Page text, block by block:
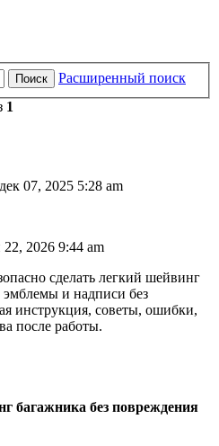
Поиск
Расширенный поиск
1
07, 2025 5:28 am
2026 9:44 am
сделать легкий шейвинг
и надписи без
инструкция, советы, ошибки,
после работы.
багажника без повреждения